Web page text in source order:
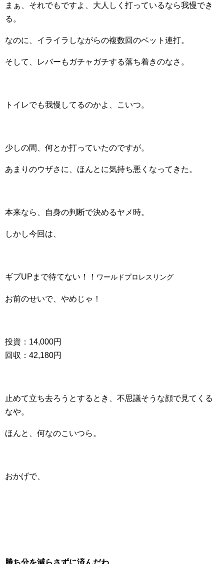
まぁ、それでもですよ、大人しく打っているなら我慢でき
る。
なのに、イライラしながらの複数回のベット連打。
そして、レバーもガチャガチする落ち着きのなさ。
トイレでも我慢してるのかよ、こいつ。
少しの間、何とか打っていたのですが。
あまりのウザさに、ほんとに気持ち悪くなってきた。
本来なら、自身の判断で決めるヤメ時。
しかし今回は、
ギブUPまで待てない！！ ワールドプロレスリング
お前のせいで、やめじゃ！
投資：14,000円
回収：42,180円
止めて立ち去ろうとするとき、不思議そうな顔で見てくる
なや。
ほんと、何なのこいつら。
おかげで、
勝ち分を減らさずに済んだわ